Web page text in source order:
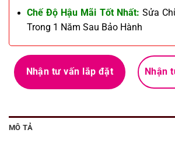
Chế Độ Hậu Mãi Tốt Nhất: Sửa
Trong 1 Năm Sau Bảo Hành
Nhận tư vấn lắp đặt Nhận
MÔ TẢ